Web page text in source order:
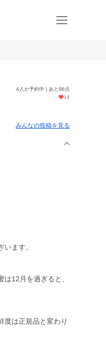
4人が予約中 | あと96点
14
みんなの投稿を見る
ます。
12月を過ぎると、
度は正規品と変わり